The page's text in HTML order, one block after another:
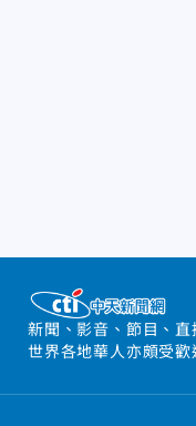
新聞、影音、節目、
世界各地華人亦頗受